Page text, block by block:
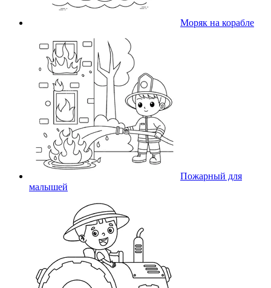
Моряк на корабле
Пожарный для
малышей